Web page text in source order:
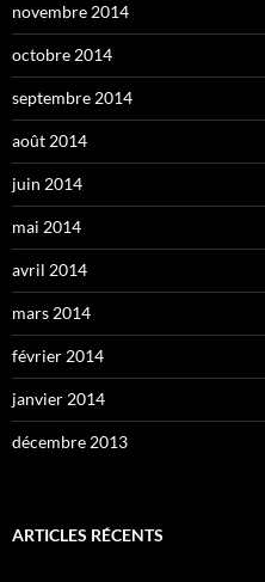
novembre 2014
octobre 2014
septembre 2014
août 2014
juin 2014
mai 2014
avril 2014
mars 2014
février 2014
janvier 2014
décembre 2013
ARTICLES RÉCENTS